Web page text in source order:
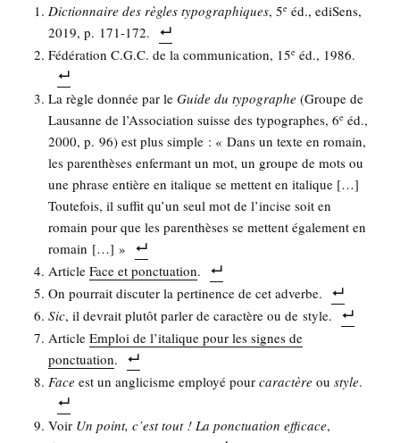
Dic­tion­naire des règles typo­gra­phiques, 5e éd., edi­Sens,
2019, p. 171-172.
Fédé­ra­tion C.G.C. de la com­mu­ni­ca­tion, 15e éd., 1986.
La règle don­née par leGuide du typo­graphe (Groupe de
Lau­sanne de l’As­so­cia­tion suisse des typo­graphes, 6e éd.,
2000, p. 96) est plus simple : « Dans un texte en romain,
les paren­thèses enfer­mant un mot, un groupe de mots ou
une phrase entière en ita­lique se mettent en ita­lique […]
Tou­te­fois, il suf­fit qu’un seul mot de l’in­cise soit en
romain pour que les paren­thèses se mettent éga­le­ment en
romain […] »
ArticleFace et ponc­tua­tion.
On pour­rait dis­cu­ter la per­ti­nence de cet adverbe.
Sic, il devrait plu­tôt par­ler de carac­tère ou de style.
ArticleEmploi de l’i­ta­lique pour les signes de
ponc­tua­tion.
Face est un angli­cisme employé pourcarac­tère oustyle.
Voir Un point, c’est tout ! La ponc­tua­tion effi­cace,